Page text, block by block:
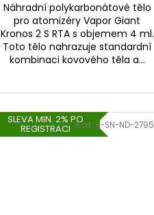
Náhradní polykarbonátové tělo
pro atomizéry Vapor Giant
Kronos 2 S RTA s objemem 4 ml.
Toto tělo nahrazuje standardní
kombinaci kovového těla a...
SLEVA MIN. 2% PO
REGISTRACI Kód: V-SN-ND-2795